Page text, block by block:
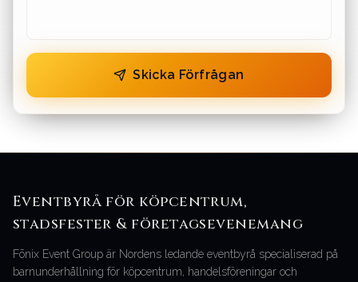
Skicka Förfrågan
Eventbyrå för köpcentrum,
stadsfester & företagsevenemang
Fōnix Event Group är Nordens ledande eventbyrå specialiserad på
barnunderhållning för köpcentrum, handelsföreningar och